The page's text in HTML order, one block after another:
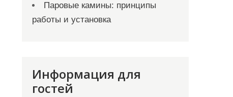
Паровые камины: принципы
работы и установка
Информация для
гостей